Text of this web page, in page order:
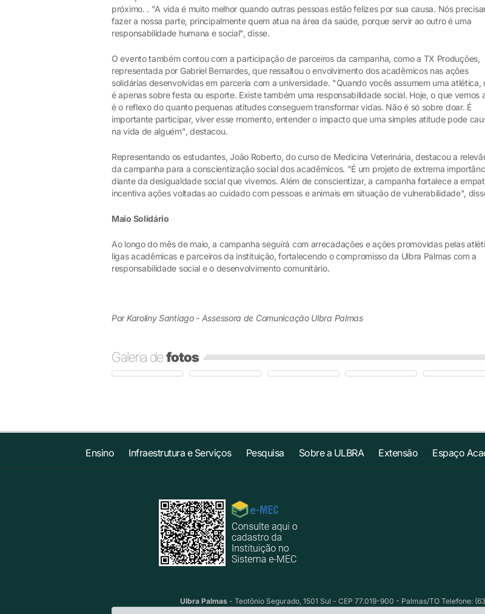
próximo. . "A vida é muito melhor quando outras pessoas estão felizes por sua causa. Nós
fazer a nossa parte, principalmente quem atua na área da saúde, porque servir ao outro é uma
responsabilidade humana e social", disse.
O evento também contou com a participação de parceiros da campanha, como a TX Produções,
representada por Gabriel Bernardes, que ressaltou o envolvimento dos acadêmicos nas ações
solidárias desenvolvidas em parceria com a universidade. "Quando vocês assumem uma atlética,
é apenas sobre festa ou esporte. Existe também uma responsabilidade social. Hoje, o que vemos
é o reflexo do quanto pequenas atitudes conseguem transformar vidas. Não é só sobre doar. É
importante participar, viver esse momento, entender o impacto que uma simples atitude pode
na vida de alguém", destacou.
Representando os estudantes, João Roberto, do curso de Medicina Veterinária, destacou a
da campanha para a conscientização social dos acadêmicos. "É um projeto de extrema
diante da desigualdade social que vivemos. Além de conscientizar, a campanha fortalece a
incentiva ações voltadas ao cuidado com pessoas e animais em situação de vulnerabilidade",
Maio Solidário
Ao longo do mês de maio, a campanha seguirá com arrecadações e ações promovidas pelas
ligas acadêmicas e parceiros da instituição, fortalecendo o compromisso da Ulbra Palmas com a
responsabilidade social e o desenvolvimento comunitário.
Por Karoliny Santiago - Assessora de Comunicação Ulbra Palmas
Galeria defotos
Ensino Infraestrutura e Serviços Pesquisa Sobre a ULBRA Extensão Espaço
Ulbra Palmas- Teotônio Segurado, 1501 Sul - CEP 77.019-900 - Palmas/TO Telefone: